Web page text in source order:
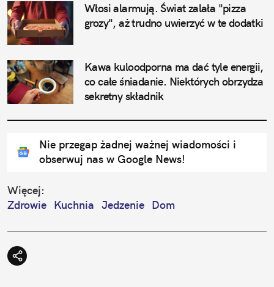
Włosi alarmują. Świat zalała "pizza
grozy", aż trudno uwierzyć w te dodatki
Kawa kuloodporna ma dać tyle energii,
co całe śniadanie. Niektórych obrzydza
sekretny składnik
Nie przegap żadnej ważnej wiadomości i
obserwuj nas w Google News!
Więcej:
Zdrowie Kuchnia Jedzenie Dom